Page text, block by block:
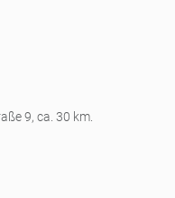
9, ca. 30 km.